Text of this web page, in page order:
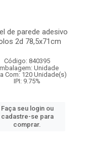
de parede adesivo
2d 78,5x71cm
Código: 840395
Unidade
Com: 120 Unidade(s)
IPI: 9.75%
Faça seu login ou
cadastre-se para
comprar.